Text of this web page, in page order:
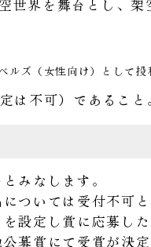
界を舞台とし、架
ズ（女性向け）として投
は不可）であること
みなします。
ついては受付不可と
設定し賞に応募し
募賞にて受賞が決